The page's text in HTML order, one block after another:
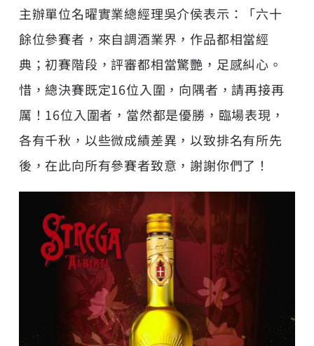
主辦單位名曜實業總經理吳介侯表示：「六十
餘位參賽者，來自調酒業界，作品都相當經
典；初賽階段，評審都相當驚艷，足感糾心。
惜，總決賽既定16位入圍，向隅者，請再接再
厲！16位入圍者，當然都是優勝，臨場表現，
各有千秋，以些微成績差異，以致排名有所先
後，在此向所有參賽者致意，謝謝你們了！